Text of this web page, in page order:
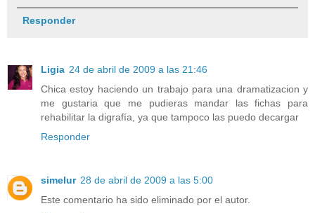
Responder
Ligia 24 de abril de 2009 a las 21:46
Chica estoy haciendo un trabajo para una dramatizacion y
me gustaria que me pudieras mandar las fichas para
rehabilitar la digrafía, ya que tampoco las puedo decargar
Responder
simelur 28 de abril de 2009 a las 5:00
Este comentario ha sido eliminado por el autor.